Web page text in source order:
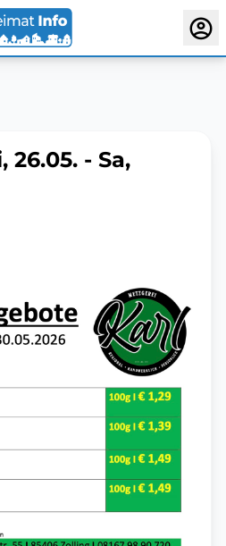
- Sa,